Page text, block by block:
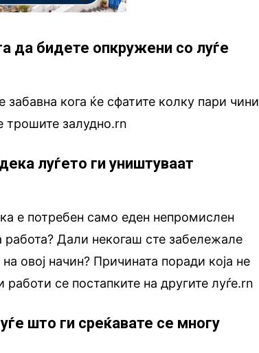
да бидете опкружени со луѓе
кога ќе сфатите колку пари чини
трошите залудно.rn
луѓето ги уништуваат
е потребен само еден непромислен
работа? Дали некогаш сте забележале
овој начин? Причината поради која не
се постапките на другите луѓе.rn
што ги среќавате се многу